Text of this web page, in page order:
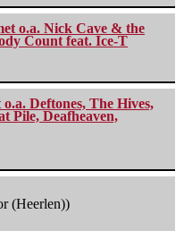
o.a. Nick Cave & the
Count feat. Ice-T
Deftones, The Hives,
Pile, Deafheaven,
(Heerlen))